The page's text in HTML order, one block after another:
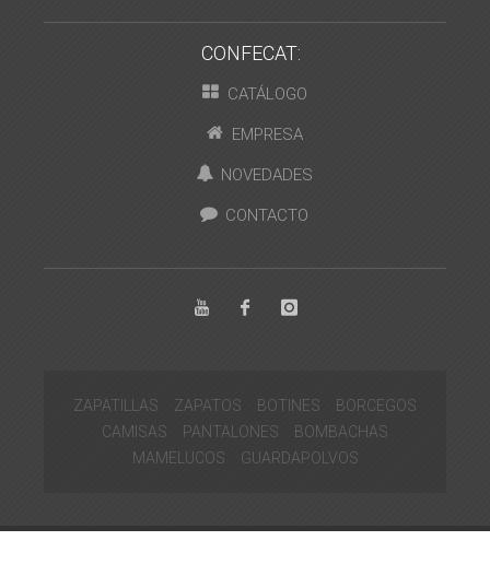
CONFECAT:
CATÁLOGO
EMPRESA
NOVEDADES
CONTACTO
ZAPATILLAS ZAPATOS BOTINES
BORCEGOS
CAMISAS
PANTALONES
BOMBACHAS
MAMELUCOS
GUARDAPOLVOS